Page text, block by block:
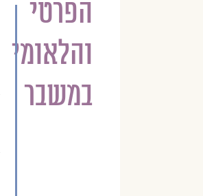
הפרטי
והלאומי
במשבר